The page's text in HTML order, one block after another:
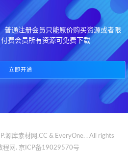
普通注册会员只能原价购买资源或者限
费会员所有资源可免费下载
立即开通
库素材网.CC & EveryOne. . All rights
程网. 京ICP备19029570号